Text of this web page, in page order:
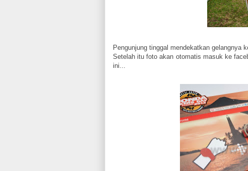
Pengunjung tinggal mendekatkan gelangnya
Setelah itu foto akan otomatis masuk ke
ini...